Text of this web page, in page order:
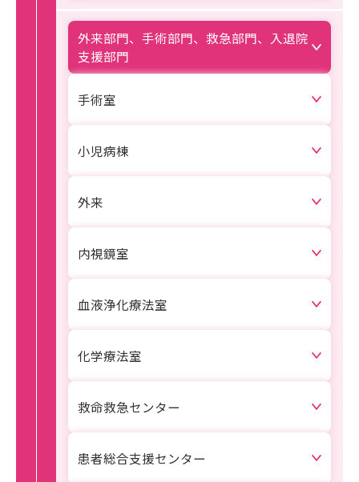
外来部門、手術部門、 救急部門、 入退院
支援部門
手術室
小児病棟
外来
内視鏡室
血液浄化療法室
化学療法室
救命救急センター
患者総合支援センター